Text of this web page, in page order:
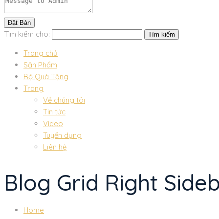
Tìm kiếm cho:
Trang chủ
Sản Phẩm
Bộ Quà Tặng
Trang
Về chúng tôi
Tin tức
Video
Tuyển dụng
Liên hệ
Blog Grid Right
Home